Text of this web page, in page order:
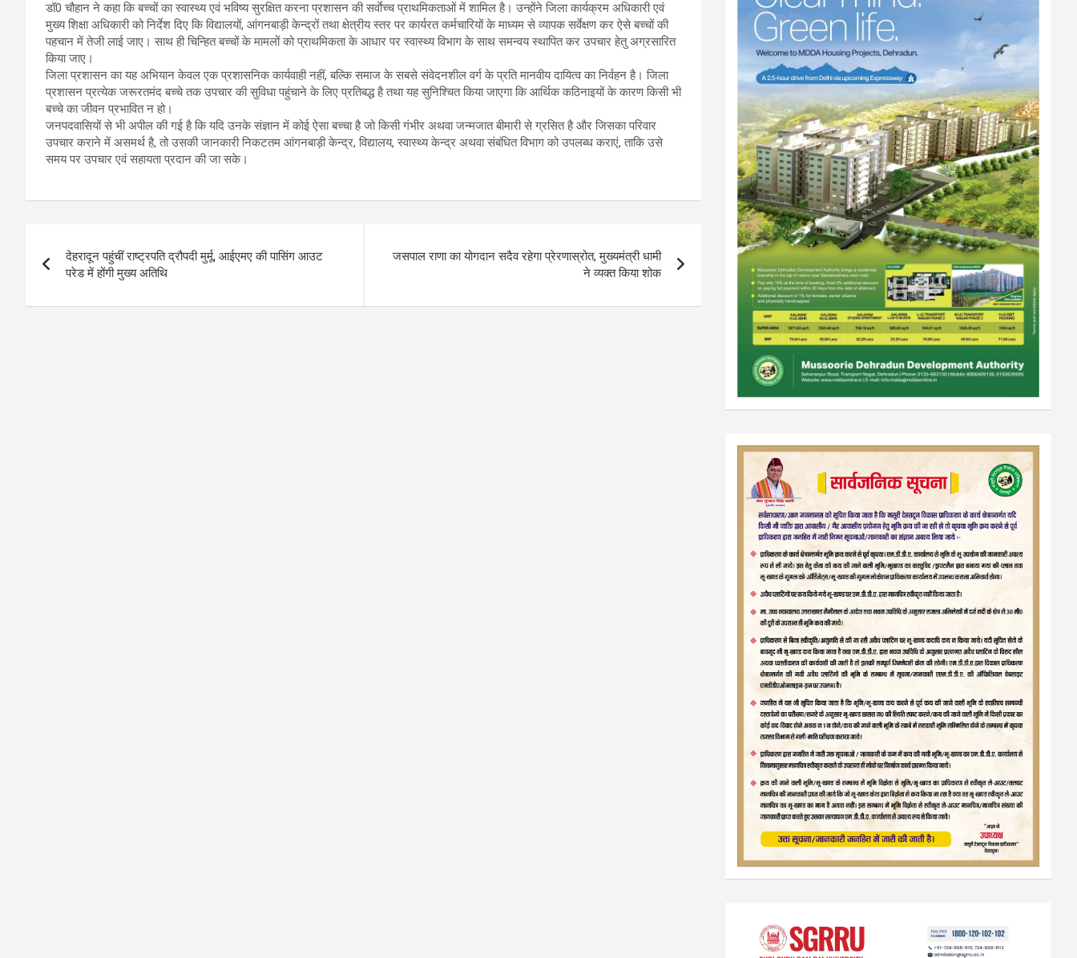
डॉ0 चौहान ने कहा कि बच्चों का स्वास्थ्य एवं भविष्य सुरक्षित करना प्रशासन की सर्वाेच्च प्राथमिकताओं में शामिल है। उन्होंने जिला कार्यक्रम अधिकारी एवं
मुख्य शिक्षा अधिकारी को निर्देश दिए कि विद्यालयों, आंगनबाड़ी केन्द्रों तथा क्षेत्रीय स्तर पर कार्यरत कर्मचारियों के माध्यम से व्यापक सर्वेक्षण कर ऐसे बच्चों की
पहचान में तेजी लाई जाए। साथ ही चिन्हित बच्चों के मामलों को प्राथमिकता के आधार पर स्वास्थ्य विभाग के साथ समन्वय स्थापित कर उपचार हेतु अग्रसारित
किया जाए।
जिला प्रशासन का यह अभियान केवल एक प्रशासनिक कार्यवाही नहीं, बल्कि समाज के सबसे संवेदनशील वर्ग के प्रति मानवीय दायित्व का निर्वहन है। जिला
प्रशासन प्रत्येक जरूरतमंद बच्चे तक उपचार की सुविधा पहुंचाने के लिए प्रतिबद्ध है तथा यह सुनिश्चित किया जाएगा कि आर्थिक कठिनाइयों के कारण किसी भी
बच्चे का जीवन प्रभावित न हो।
जनपदवासियों से भी अपील की गई है कि यदि उनके संज्ञान में कोई ऐसा बच्चा है जो किसी गंभीर अथवा जन्मजात बीमारी से ग्रसित है और जिसका परिवार
उपचार कराने में असमर्थ है, तो उसकी जानकारी निकटतम आंगनबाड़ी केन्द्र, विद्यालय, स्वास्थ्य केन्द्र अथवा संबंधित विभाग को उपलब्ध कराएं, ताकि उसे
समय पर उपचार एवं सहायता प्रदान की जा सके।
navigation
देहरादून पहुंचीं राष्ट्रपति द्रौपदी मुर्मू, आईएमए की पासिंग आउट
परेड में होंगी मुख्य अतिथि
जसपाल राणा का योगदान सदैव रहेगा प्रेरणास्रोत, मुख्यमंत्री धामी
ने व्यक्त किया शोक